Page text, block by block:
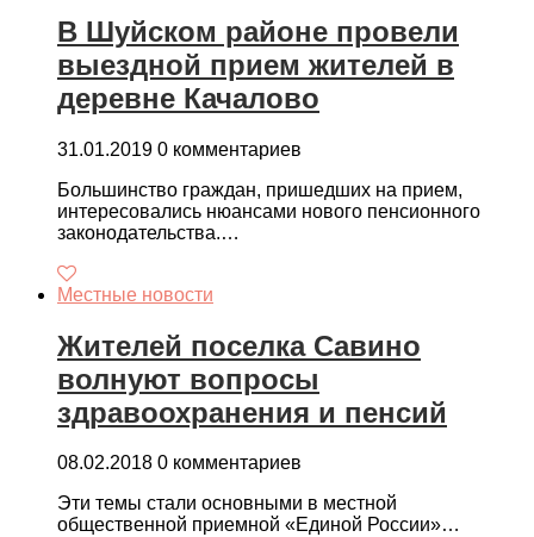
В Шуйском районе провели
выездной прием жителей в
деревне Качалово
31.01.2019 0 комментариев
Большинство граждан, пришедших на прием,
интересовались нюансами нового пенсионного
законодательства.…
Местные новости
Жителей поселка Савино
волнуют вопросы
здравоохранения и пенсий
08.02.2018 0 комментариев
Эти темы стали основными в местной
общественной приемной «Единой России»…